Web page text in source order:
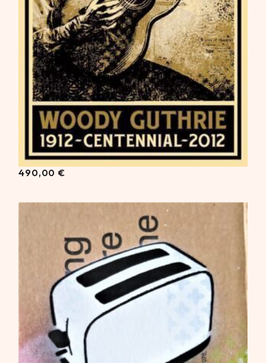
490,00€
490,00 €